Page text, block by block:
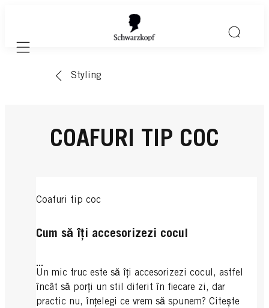
Mobile navigation
Styling
COAFURI TIP COC
Coafuri tip coc
Cum să îți accesorizezi cocul
...
Un mic truc este să îți accesorizezi cocul, astfel
încât să porți un stil diferit în fiecare zi, dar
practic nu, înțelegi ce vrem să spunem? Citește